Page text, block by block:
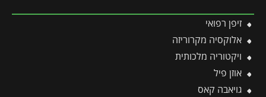
זיפן רפואי
אלוקסיה מקרוריזה
ויקטוריה מלכותית
אוזן פיל
גויאבה קאס